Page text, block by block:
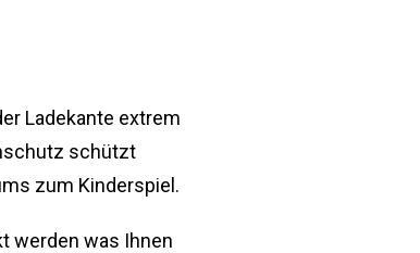
Ladekante extrem
schützt
zum Kinderspiel.
werden was Ihnen